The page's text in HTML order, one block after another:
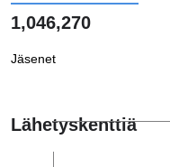
1,046,270
Jäsenet
Lähetyskenttiä